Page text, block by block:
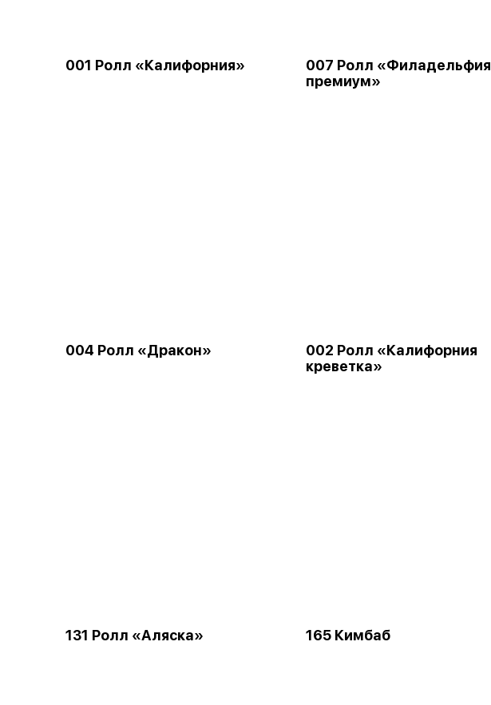
001 Ролл «Калифорния»
007 Ролл «Филадельфия
премиум»
004 Ролл «Дракон»
002 Ролл «Калифорния
креветка»
131 Ролл «Аляска» 165 Кимбаб